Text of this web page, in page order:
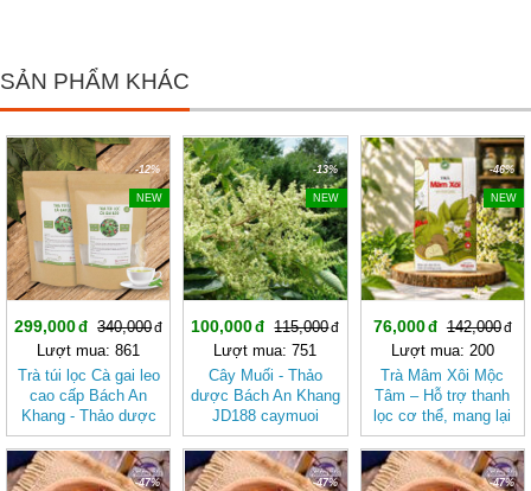
SẢN PHẨM KHÁC
-12%
NEW
299,000
340,000
Lượt mua: 861
Trà túi lọc Cà gai leo
cao cấp Bách An
Khang - Thảo dược
Bách An Khang
JD025
tratuiloccagaileo
-13%
NEW
100,000
115,000
Lượt mua: 751
Cây Muối - Thảo
dược Bách An Khang
JD188 caymuoi
-46%
NEW
76,000
142,000
Lượt mua: 200
Trà Mâm Xôi Mộc
Tâm – Hỗ trợ thanh
lọc cơ thể, mang lại
cảm giác nhẹ nhàng
-47% -47% -47%